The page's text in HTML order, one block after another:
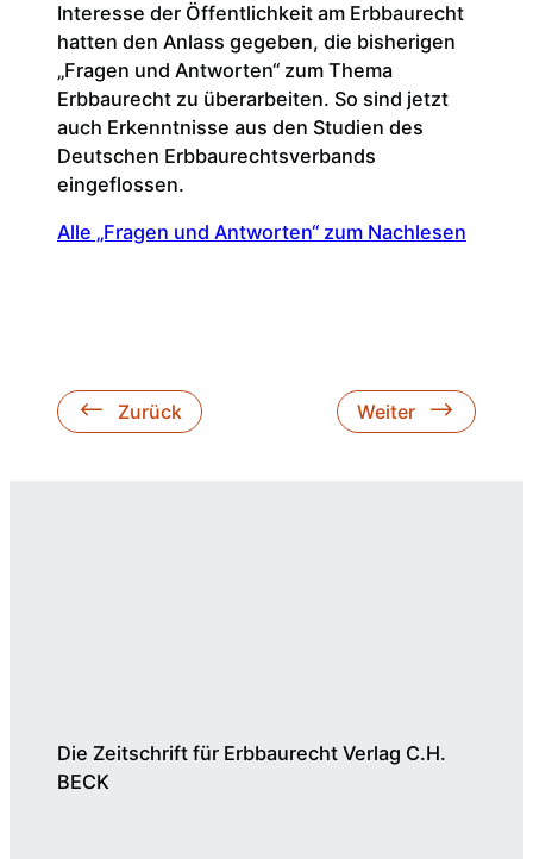
Interesse der Öffentlichkeit am Erbbaurecht
hatten den Anlass gegeben, die bisherigen
„Fragen und Antworten“ zum Thema
Erbbaurecht zu überarbeiten. So sind jetzt
auch Erkenntnisse aus den Studien des
Deutschen Erbbaurechtsverbands
eingeflossen.
Alle „Fragen und Antworten“ zum Nachlesen
Zurück Weiter
Die Zeitschrift für Erbbaurecht Verlag C.H.
BECK